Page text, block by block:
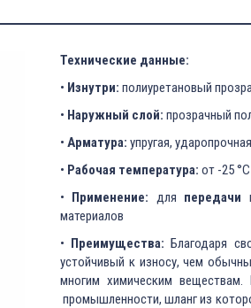
Технические данные:
• Изнутри: полиуретановый
• Наружный слой: прозрачный
• Арматура: упругая,
• Рабочая температура: от -25
• Применение: для передачи
материалов
• Преимущества: Благодаря
устойчивый к износу, чем
многим химическим веществам.
промышленности, шланг из